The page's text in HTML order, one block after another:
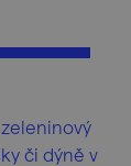
či dýně v